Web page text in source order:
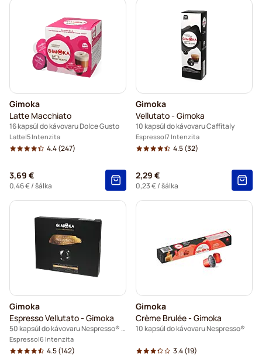
Gimoka
Latte Macchiato
16 kapsúl do kávovaru Dolce Gusto
Latte 5 Intenzita
4.4(247)
3,69 €
0,46 €/ šálka
Gimoka
Vellutato - Gimoka
10 kapsúl do kávovaru Caffitaly
Espresso 7 Intenzita
4.5(32)
2,29 €
0,23 €/ šálka
Gimoka
Espresso Vellutato - Gimoka
50 kapsúl do kávovaru Nespresso® Pro
Espresso 6 Intenzita
4.5(142)
Gimoka
Crème Brulée - Gimoka
10 kapsúl do kávovaru Nespresso®
3.4(19)